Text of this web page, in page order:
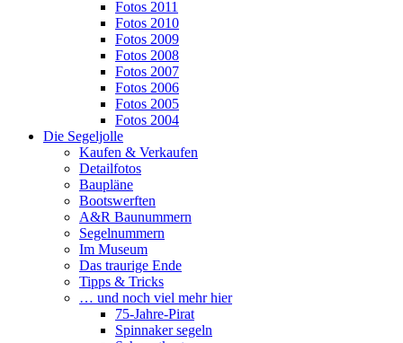
Fotos 2011
Fotos 2010
Fotos 2009
Fotos 2008
Fotos 2007
Fotos 2006
Fotos 2005
Fotos 2004
Die Segeljolle
Kaufen & Verkaufen
Detailfotos
Baupläne
Bootswerften
A&R Baunummern
Segelnummern
Im Museum
Das traurige Ende
Tipps & Tricks
… und noch viel mehr hier
75-Jahre-Pirat
Spinnaker segeln